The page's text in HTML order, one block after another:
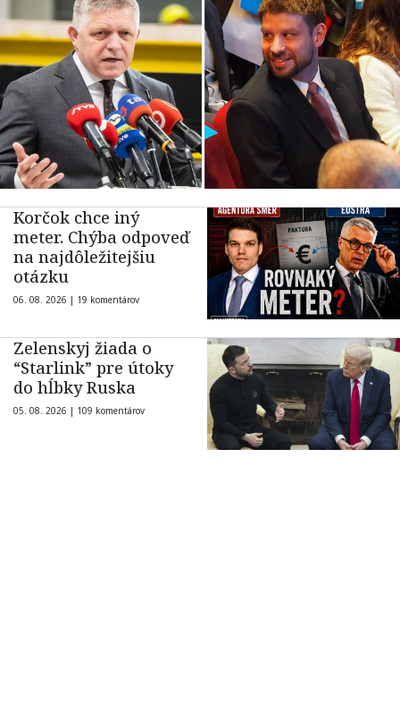
Korčok chce iný
meter. Chýba odpoveď
na najdôležitejšiu
otázku
06. 08. 2026 | 19 komentárov
Zelenskyj žiada o
“Starlink” pre útoky
do hĺbky Ruska
05. 08. 2026 | 109 komentárov